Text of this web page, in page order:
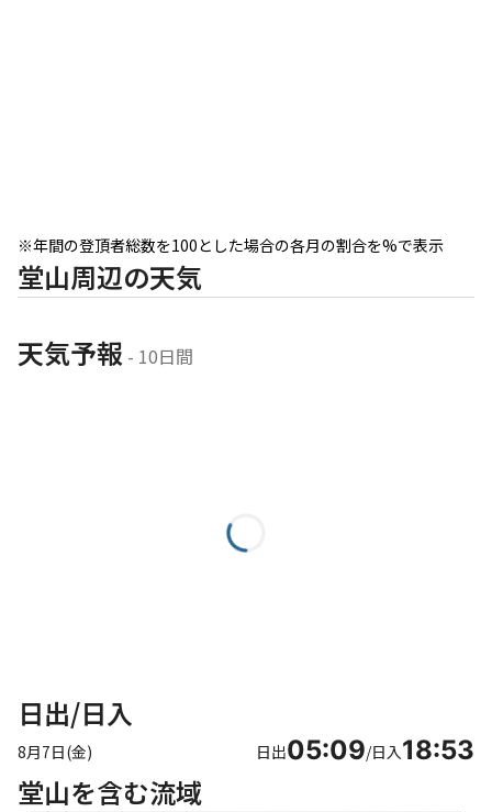
※年間の登頂者総数を100とした場合の各月の割合を%で表示
堂山周辺の天気
天気予報 - 10日間
日出/日入
8月7日(金) 日出05:09/日入18:53
堂山を含む流域